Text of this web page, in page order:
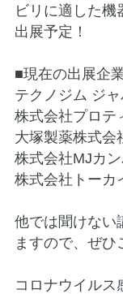
ビリに適した機
出展予定！
■現在の出展企
テクノジム ジ
株式会社プロテ
大塚製薬株式会
株式会社MJカ
株式会社トーカ
他では聞けない
ますので、ぜひ
コロナウイルス